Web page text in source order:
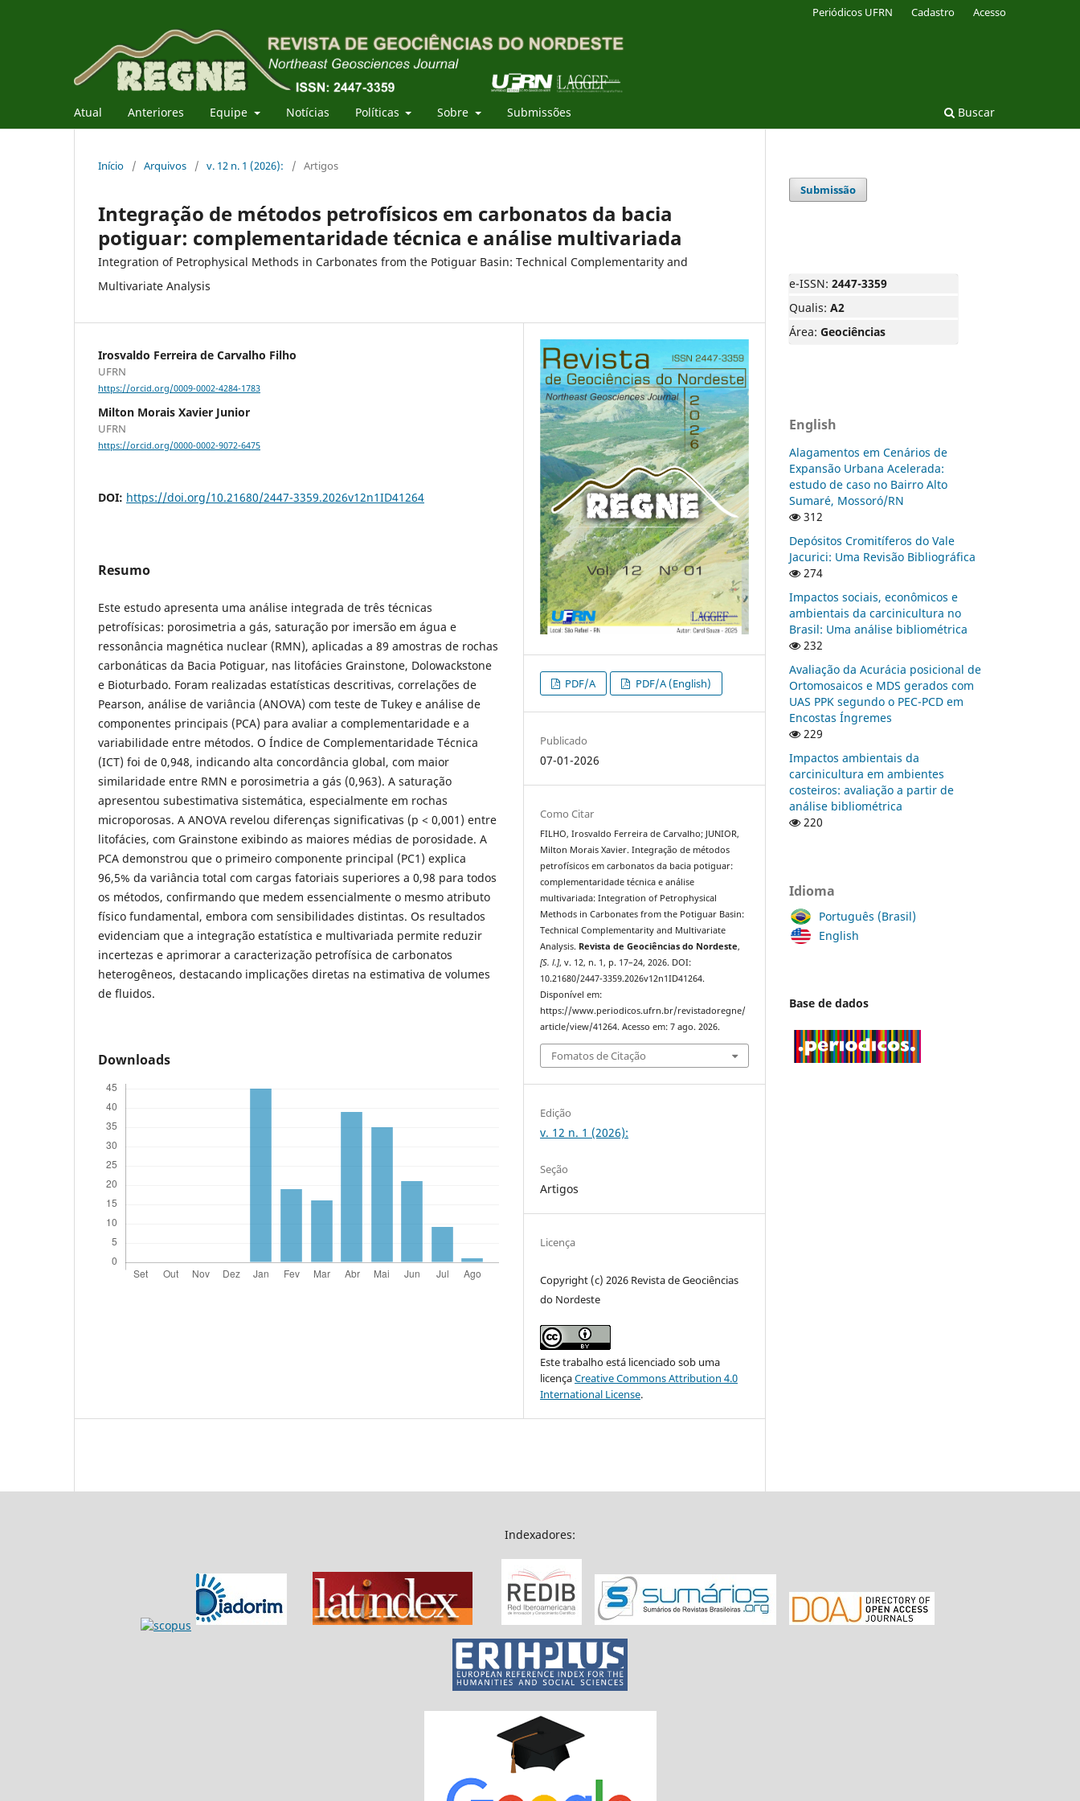
Atual Anteriores Equipe Notícias Políticas Sobre Submissões Buscar
Periódicos UFRN Cadastro Acesso
Início / Arquivos / v. 12 n. 1 (2026): / Artigos
Integração de métodos petrofísicos em carbonatos da bacia
potiguar: complementaridade técnica e análise multivariada
Integration of Petrophysical Methods in Carbonates from the Potiguar Basin: Technical Complementarity and
Multivariate Analysis
Irosvaldo Ferreira de Carvalho Filho
UFRN
https://orcid.org/0009-0002-4284-1783
Milton Morais Xavier Junior
UFRN
https://orcid.org/0000-0002-9072-6475
DOI: https://doi.org/10.21680/2447-3359.2026v12n1ID41264
Resumo
Este estudo apresenta uma análise integrada de três técnicas
petrofísicas: porosimetria a gás, saturação por imersão em água e
ressonância magnética nuclear (RMN), aplicadas a 89 amostras de rochas
carbonáticas da Bacia Potiguar, nas litofácies Grainstone, Dolowackstone
e Bioturbado. Foram realizadas estatísticas descritivas, correlações de
Pearson, análise de variância (ANOVA) com teste de Tukey e análise de
componentes principais (PCA) para avaliar a complementaridade e a
variabilidade entre métodos. O Índice de Complementaridade Técnica
(ICT) foi de 0,948, indicando alta concordância global, com maior
similaridade entre RMN e porosimetria a gás (0,963). A saturação
apresentou subestimativa sistemática, especialmente em rochas
microporosas. A ANOVA revelou diferenças significativas (p < 0,001) entre
litofácies, com Grainstone exibindo as maiores médias de porosidade. A
PCA demonstrou que o primeiro componente principal (PC1) explica
96,5% da variância total com cargas fatoriais superiores a 0,98 para todos
os métodos, confirmando que medem essencialmente o mesmo atributo
físico fundamental, embora com sensibilidades distintas. Os resultados
evidenciam que a integração estatística e multivariada permite reduzir
incertezas e aprimorar a caracterização petrofísica de carbonatos
heterogêneos, destacando implicações diretas na estimativa de volumes
de fluidos.
Downloads
PDF/A PDF/A (English)
Publicado
07-01-2026
Como Citar
FILHO, Irosvaldo Ferreira de Carvalho; JUNIOR,
Milton Morais Xavier. Integração de métodos
petrofísicos em carbonatos da bacia potiguar:
complementaridade técnica e análise
multivariada: Integration of Petrophysical
Methods in Carbonates from the Potiguar Basin:
Technical Complementarity and Multivariate
Analysis. Revista de Geociências do Nordeste,
[S. l.], v. 12, n. 1, p. 17–24, 2026. DOI:
10.21680/2447-3359.2026v12n1ID41264.
Disponível em:
https://www.periodicos.ufrn.br/revistadoregne/
article/view/41264. Acesso em: 7 ago. 2026.
Fomatos de Citação
Edição
v. 12 n. 1 (2026):
Seção
Artigos
Licença
Copyright (c) 2026 Revista de Geociências
do Nordeste
Este trabalho está licenciado sob uma
licençaCreative Commons Attribution 4.0
International License.
Submissão
e-ISSN: 2447-3359
Qualis: A2
Área: Geociências
English
Alagamentos em Cenários de
Expansão Urbana Acelerada:
estudo de caso no Bairro Alto
Sumaré, Mossoró/RN
312
Depósitos Cromitíferos do Vale
Jacurici: Uma Revisão Bibliográfica
274
Impactos sociais, econômicos e
ambientais da carcinicultura no
Brasil: Uma análise bibliométrica
232
Avaliação da Acurácia posicional de
Ortomosaicos e MDS gerados com
UAS PPK segundo o PEC-PCD em
Encostas Íngremes
229
Impactos ambientais da
carcinicultura em ambientes
costeiros: avaliação a partir de
análise bibliométrica
220
Idioma
Português (Brasil)
English
Base de dados
Indexadores: